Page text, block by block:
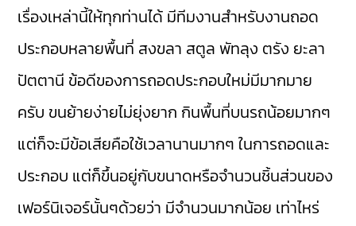
เรื่องเหล่านี้ให้ทุกท่านได้ มีทีมงานสำหรับงานถอด
ประกอบหลายพื้นที่ สงขลา สตูล พัทลุง ตรัง ยะลา
ปัตตานี ข้อดีของการถอดประกอบใหม่มีมากมาย
ครับ ขนย้ายง่ายไม่ยุ่งยาก กินพื้นที่บนรถน้อยมากๆ
แต่ก็จะมีข้อเสียคือใช้เวลานานมากๆ ในการถอดและ
ประกอบ แต่ก็ขึ้นอยู่กับขนาดหรือจำนวนชิ้นส่วนของ
เฟอร์นิเจอร์นั้นๆด้วยว่า มีจำนวนมากน้อย เท่าไหร่